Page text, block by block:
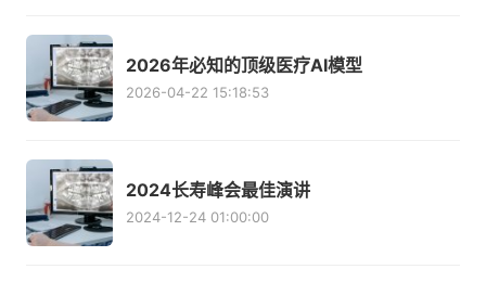
2026年必知的顶级医疗AI模型
2026-04-22 15:18:53
2024长寿峰会最佳演讲
2024-12-24 01:00:00